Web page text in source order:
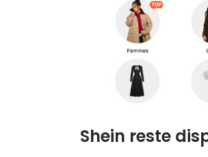
Shein reste